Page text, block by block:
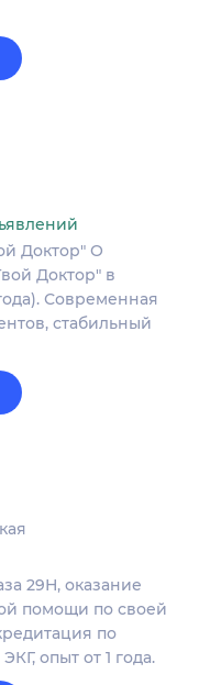
Доктор" О
Доктор" в
Современная
стабильный
29Н, оказание
помощи по своей
по
опыт от 1 года.